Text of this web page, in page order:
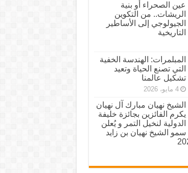
عين الصحراء أو بنية
الريشات.. من التكوين
الجيولوجي إلى الأساطير
التاريخية
المبلمرات: الهندسة الخفية
التي تصنع الحياة وتعيد
تشكيل عالمنا
4 مايو، 2026
الشيخ نهيان مبارك آل نهيان
يكرم الفائزين بجائزة خليفة
الدولية لنخيل التمر و يُعلن
سمو الشيخ نهيان بن زايد